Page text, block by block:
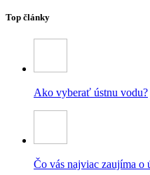
Top články
Ako vyberať ústnu vodu?
Čo vás najviac zaujíma o